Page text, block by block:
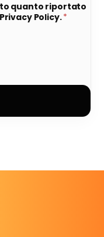
quanto riportato
Policy.*